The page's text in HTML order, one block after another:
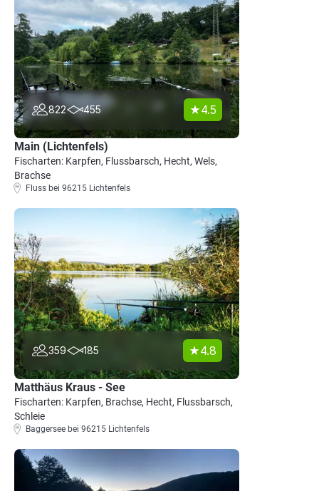
822 455 4.5
Main (Lichtenfels)
Fischarten: Karpfen, Flussbarsch, Hecht, Wels,
Brachse
Fluss bei 96215 Lichtenfels
359 185 4.8
Matthäus Kraus - See
Fischarten: Karpfen, Brachse, Hecht, Flussbarsch,
Schleie
Baggersee bei 96215 Lichtenfels